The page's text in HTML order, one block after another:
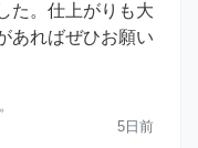
た。仕上がりも大
あればぜひお願い
5日前